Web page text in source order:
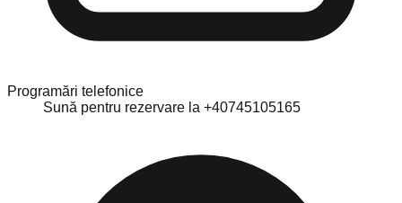
Programări telefonice
Sună pentru rezervare la +40745105165